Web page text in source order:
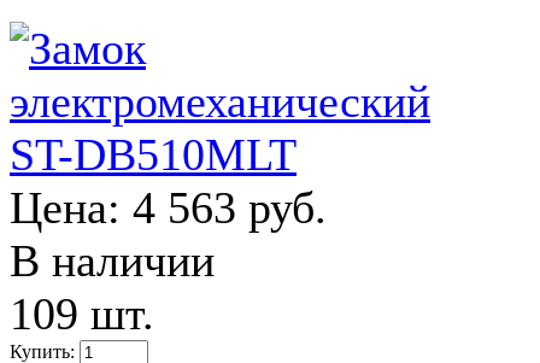
Цена: 4 563 руб.
В наличии
109 шт.
Купить: